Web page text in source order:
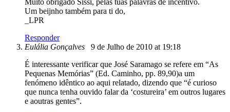
Um beijnho também para ti do,
_LPR
Responder
Eulália Gonçalves
9 de Julho de 2010 at 19:18
É interessante verificar que José Saramago se refere em “As
Pequenas Memórias” (Ed. Caminho, pp. 89,90)a um
fenómeno idêntico ao aqui relatado, dizendo que “é curioso
que nunca tenha ouvido falar da ‘costureira’ em outros lugares
e aoutras gentes”.